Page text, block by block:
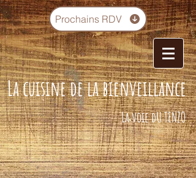
Prochains RDV
La cuisine de la bienveillance
La voie dU TENZO